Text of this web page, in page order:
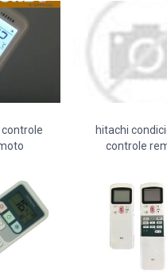
hitachi
controle